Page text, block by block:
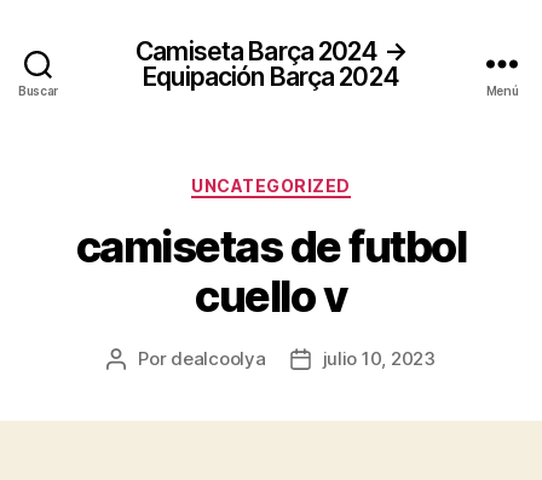
Buscar
Camiseta Barça 2024 →
Equipación Barça 2024
Menú
Categorías
UNCATEGORIZED
camisetas de futbol
cuello v
Autor
Por dealcoolya
Fechajulio 10, 2023